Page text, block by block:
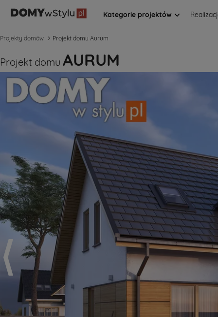
Kategorie projektów
Projekty domów Projekt domu Aurum
Projekt domu AURUM